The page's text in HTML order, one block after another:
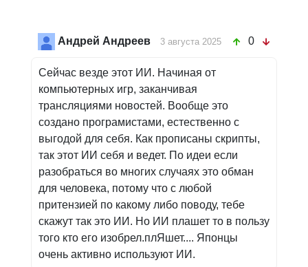
Андрей Андреев 3 августа 2025 0
Сейчас везде этот ИИ. Начиная от
компьютерных игр, заканчивая
трансляциями новостей. Вообще это
создано програмистами, естественно с
выгодой для себя. Как прописаны скрипты,
так этот ИИ себя и ведет. По идеи если
разобраться во многих случаях это обман
для человека, потому что с любой
притензией по какому либо поводу, тебе
скажут так это ИИ. Но ИИ плашет то в пользу
того кто его изобрел.плЯшет.... Японцы
очень активно используют ИИ.